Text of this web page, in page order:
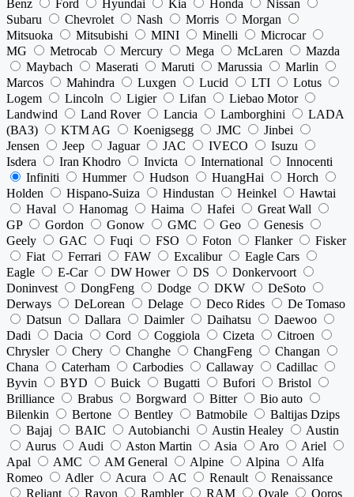
Benz Ford Hyundai Kia Honda
Nissan
Subaru
Chevrolet Nash Morris
Morgan
Mitsuoka
Mitsubishi MINI Minelli
Microcar
MG
Metrocab Mercury Mega McLaren
Mazda
Maybach
Maserati Maruti Marussia
Marlin
Marcos
Mahindra Luxgen Lucid LTI
Lotus
Logem
Lincoln Ligier Lifan
Liebao Motor
Landwind
Land Rover Lancia Lamborghini
LADA
(ВАЗ)
KTM AG Koenigsegg JMC
Jinbei
Jensen
Jeep Jaguar JAC IVECO
Isuzu
Isdera
Iran Khodro Invicta International
Innocenti
Infiniti
Hummer Hudson HuangHai
Horch
Holden
Hispano-Suiza Hindustan Heinkel
Hawtai
Haval
Hanomag Haima Hafei
Great Wall
GP
Gordon Gonow GMC Geo
Genesis
Geely
GAC Fuqi FSO Foton Flanker
Fisker
Fiat
Ferrari FAW Excalibur
Eagle Cars
Eagle
E-Car DW Hower DS
Donkervoort
Doninvest
DongFeng Dodge DKW
DeSoto
Derways
DeLorean Delage Deco Rides
De Tomaso
Datsun
Dallara Daimler Daihatsu
Daewoo
Dadi
Dacia Cord Coggiola Cizeta
Citroen
Chrysler
Chery Changhe ChangFeng
Changan
Chana
Caterham Carbodies Callaway
Cadillac
Byvin
BYD Buick Bugatti Bufori
Bristol
Brilliance
Brabus Borgward Bitter
Bio auto
Bilenkin
Bertone Bentley Batmobile
Baltijas Dzips
Bajaj
BAIC Autobianchi Austin Healey
Austin
Aurus
Audi Aston Martin Asia Aro
Ariel
Apal
AMC AM General Alpine Alpina
Alfa
Romeo
Adler Acura AC Renault
Renaissance
Reliant
Ravon Rambler RAM Qvale
Qoros